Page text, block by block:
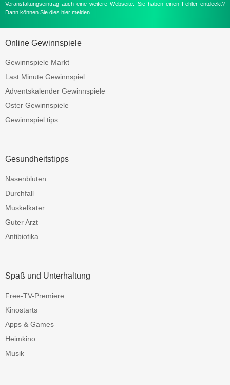
Veranstaltungseintrag auch eine weitere Webseite. Sie haben einen Fehler entdeckt?
Dann können Sie dies hier melden.
Online Gewinnspiele
Gewinnspiele Markt
Last Minute Gewinnspiel
Adventskalender Gewinnspiele
Oster Gewinnspiele
Gewinnspiel.tips
Gesundheitstipps
Nasenbluten
Durchfall
Muskelkater
Guter Arzt
Antibiotika
Spaß und Unterhaltung
Free-TV-Premiere
Kinostarts
Apps & Games
Heimkino
Musik